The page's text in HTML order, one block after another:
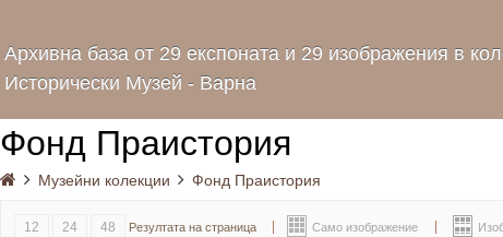
Архивна база от 29 експоната и 29 изображения в
Исторически Музей - Варна
Фонд Праистория
Музейни колекции Фонд Праистория
12 24 48 Резултата на страница Само изображение